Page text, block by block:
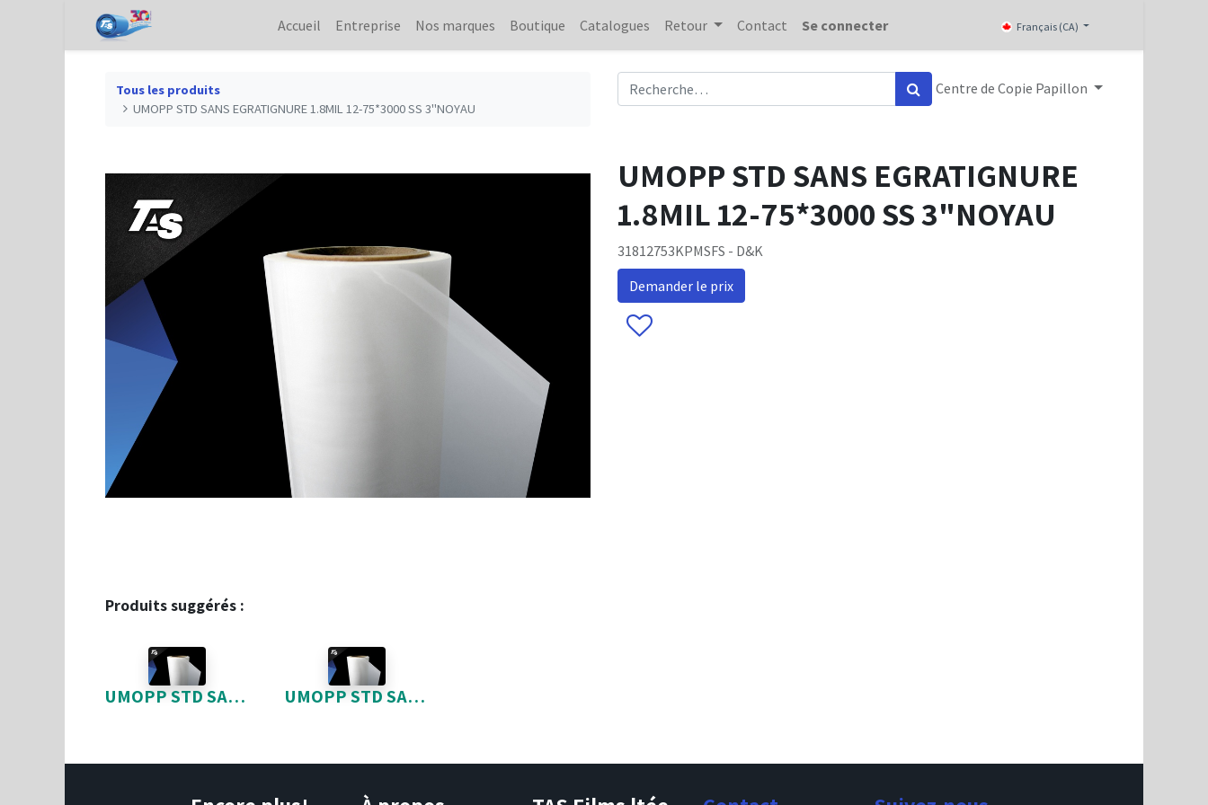
Accueil Entreprise Nos marques Boutique Catalogues Retour Contact Se connecter Français (CA)
Tous les produits
UMOPP STD SANS EGRATIGNURE 1.8MIL 12-75*3000 SS 3"NOYAU
Centre de Copie Papillon
UMOPP STD SANS EGRATIGNURE
1.8MIL 12-75*3000 SS 3"NOYAU
31812753KPMSFS - D&K
Demander le prix
Produits suggérés :
UMOPP STD SANS EGRATIGNURE 1.8MIL 11-75*3000 SUPERSTICK 3"NOYAU UMOPP STD SANS EGRATIGNURE 1.8MIL 12-25*3000 SS 3"NOYAU